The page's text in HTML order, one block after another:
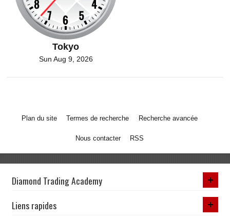
Tokyo
Sun Aug 9, 2026
Plan du site Termes de recherche Recherche avancée
Nous contacter RSS
Diamond Trading Academy
Liens rapides